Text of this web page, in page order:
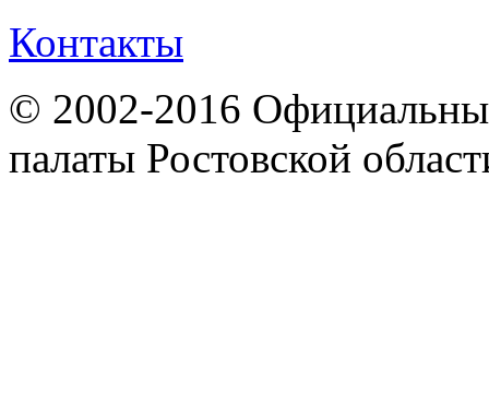
Контакты
© 2002-2016
палаты Ростовской